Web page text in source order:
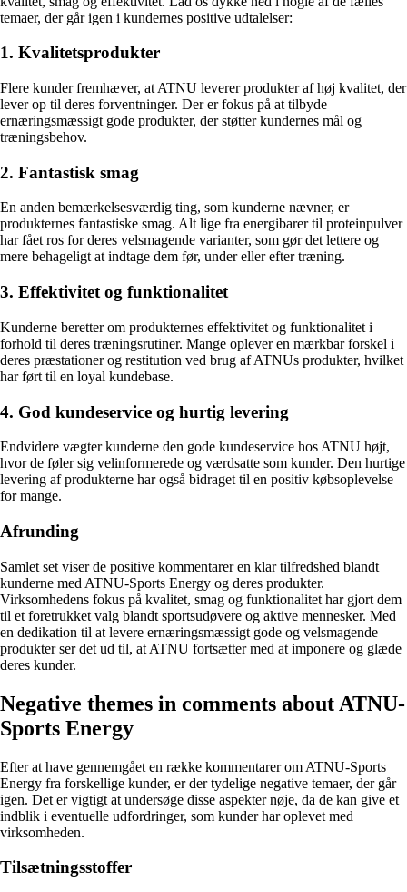
temaer, der går igen i kundernes positive udtalelser:
1. Kvalitetsprodukter
Flere kunder fremhæver, at ATNU leverer produkter af høj kvalitet, der
lever op til deres forventninger. Der er fokus på at tilbyde
ernæringsmæssigt gode produkter, der støtter kundernes mål og
træningsbehov.
2. Fantastisk smag
En anden bemærkelsesværdig ting, som kunderne nævner, er
produkternes fantastiske smag. Alt lige fra energibarer til proteinpulver
har fået ros for deres velsmagende varianter, som gør det lettere og
mere behageligt at indtage dem før, under eller efter træning.
3. Effektivitet og funktionalitet
Kunderne beretter om produkternes effektivitet og funktionalitet i
forhold til deres træningsrutiner. Mange oplever en mærkbar forskel i
deres præstationer og restitution ved brug af ATNUs produkter, hvilket
har ført til en loyal kundebase.
4. God kundeservice og hurtig levering
Endvidere vægter kunderne den gode kundeservice hos ATNU højt,
hvor de føler sig velinformerede og værdsatte som kunder. Den hurtige
levering af produkterne har også bidraget til en positiv købsoplevelse
for mange.
Afrunding
Samlet set viser de positive kommentarer en klar tilfredshed blandt
kunderne med ATNU-Sports Energy og deres produkter.
Virksomhedens fokus på kvalitet, smag og funktionalitet har gjort dem
til et foretrukket valg blandt sportsudøvere og aktive mennesker. Med
en dedikation til at levere ernæringsmæssigt gode og velsmagende
produkter ser det ud til, at ATNU fortsætter med at imponere og glæde
deres kunder.
Negative themes in comments about ATNU-
Sports Energy
Efter at have gennemgået en række kommentarer om ATNU-Sports
Energy fra forskellige kunder, er der tydelige negative temaer, der går
igen. Det er vigtigt at undersøge disse aspekter nøje, da de kan give et
indblik i eventuelle udfordringer, som kunder har oplevet med
virksomheden.
Tilsætningsstoffer